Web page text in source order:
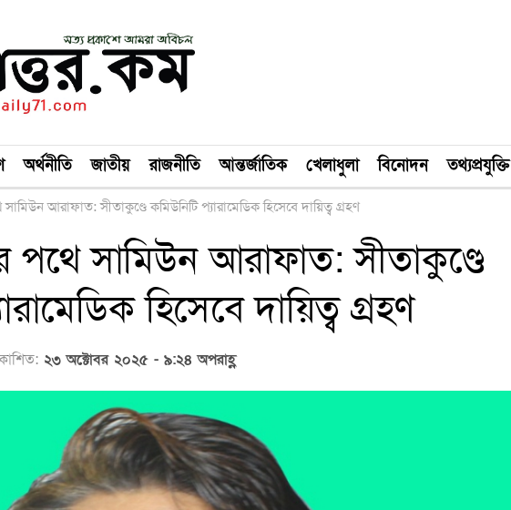
অর্থনীতি জাতীয় রাজনীতি আন্তর্জাতিক খেলাধুলা বিনোদন তথ্যপ্রযুক্তি
আরাফাত: সীতাকুণ্ডে কমিউনিটি প্যারামেডিক হিসেবে দায়িত্ব গ্রহণ
পথে সামিউন আরাফাত: সীতাকুণ্ডে
হিসেবে দায়িত্ব গ্রহণ
২৩ অক্টোবর ২০২৫ - ৯:২৪ অপরাহ্ণ